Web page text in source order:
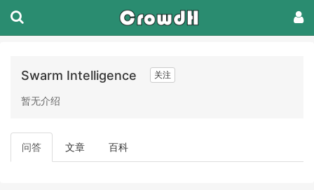
Swarm Intelligence 关注
暂无介绍
问答 文章 百科